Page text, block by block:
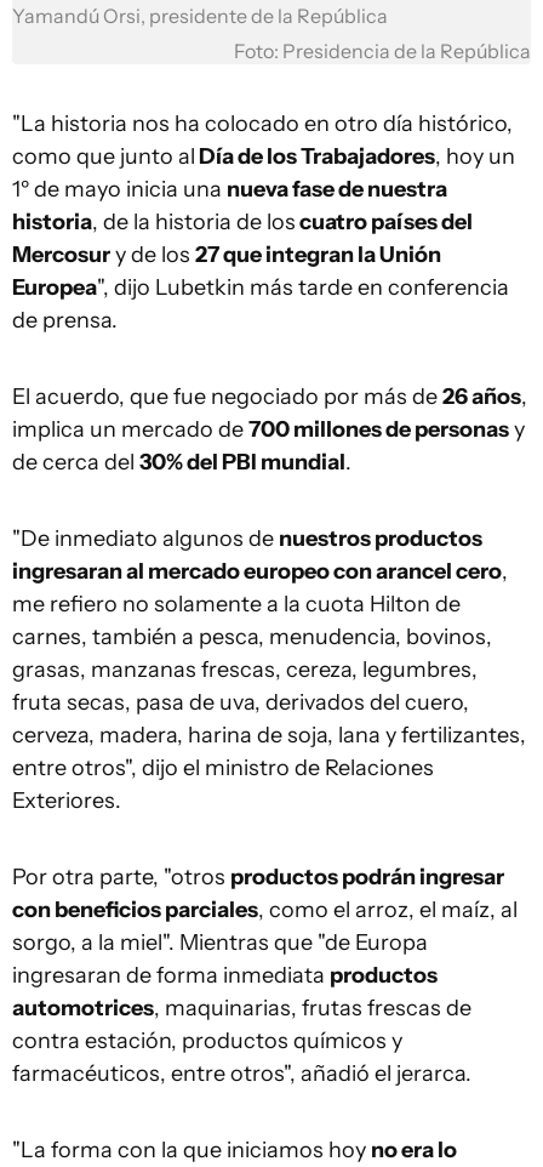
Yamandú Orsi, presidente de la República
Foto: Presidencia de la República
"La historia nos ha colocado en otro día histórico,
como que junto al Día de los Trabajadores, hoy un
1º de mayo inicia una nueva fase de nuestra
historia, de la historia de loscuatro países del
Mercosury de los 27 que integran la Unión
Europea", dijo Lubetkin más tarde en conferencia
de prensa.
El acuerdo, que fue negociado por más de26 años,
implica un mercado de700 millones de personasy
de cerca del 30% del PBI mundial.
"De inmediato algunos de nuestros productos
ingresaran al mercado europeo con arancel cero,
me refiero no solamente a la cuota Hilton de
carnes, también a pesca, menudencia, bovinos,
grasas, manzanas frescas, cereza, legumbres,
fruta secas, pasa de uva, derivados del cuero,
cerveza, madera, harina de soja, lana y fertilizantes,
entre otros", dijo el ministro de Relaciones
Exteriores.
Por otra parte, "otros productos podrán ingresar
con beneficios parciales, como el arroz, el maíz, al
sorgo, a la miel". Mientras que "de Europa
ingresaran de forma inmediata productos
automotrices, maquinarias, frutas frescas de
contra estación, productos químicos y
farmacéuticos, entre otros", añadió el jerarca.
"La forma con la que iniciamos hoy no era lo